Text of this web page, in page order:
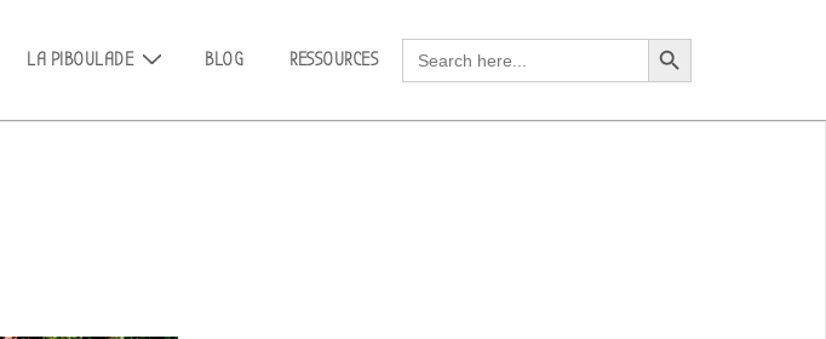
MainLA PIBOULADE BLOG RESSOURCES
Search
for:
Search Button